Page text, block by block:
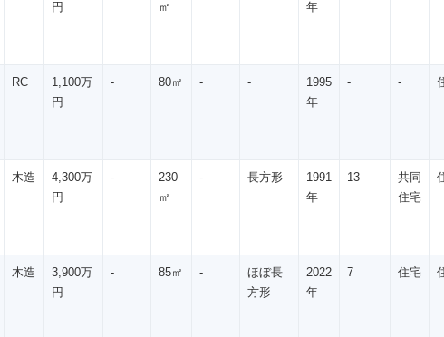
円
㎡
年
RC
1,100万
円
- 80㎡ - -
1995
年
- -
木造
4,300万
円
-
230
㎡
- 長方形
1991
年
13
共同
住宅
木造
3,900万
円
- 85㎡ -
ほぼ長
方形
2022
年
7 住宅